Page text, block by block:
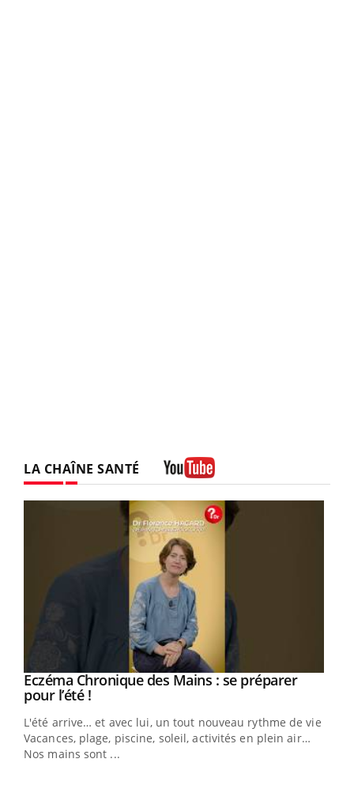
LA CHAÎNE SANTÉ
Youtube
Eczéma Chronique des Mains : se préparer
pour l’été !Youtube
L'été arrive… et avec lui, un tout nouveau rythme de vie !
Vacances, plage, piscine, soleil, activités en plein air…
Nos mains sont ...